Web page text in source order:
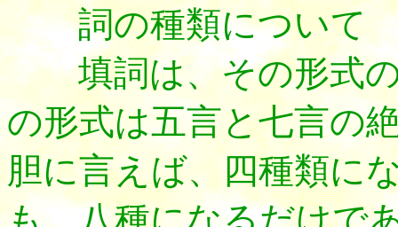
詞の種類について
填詞は、その形式の
の形式は五言と七言の
胆に言えば、四種類に